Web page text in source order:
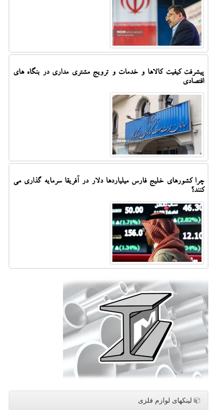
پیشرفت کیفیت کالاها و خدمات و ترویج مشتری مداری در بنگاه های
اقتصادی
چرا کشورهای خلیج فارس میلیاردها دلار در آفریقا سرمایه گذاری می
کنند؟
لینکهای لوازم فلزی